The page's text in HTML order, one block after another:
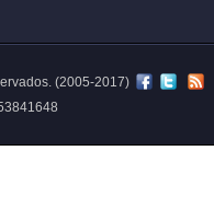
(2005-2017)